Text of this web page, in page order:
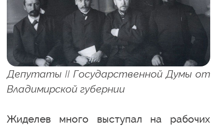
Депутаты II Государственной Думы от
Владимирской губернии
Жиделев много выступал на рабочих